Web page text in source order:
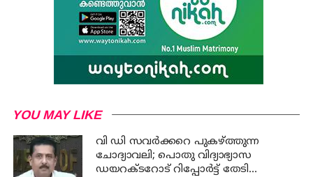
YOU MAY LIKE
വി ഡി സവര്‍ക്കറെ പുകഴ്ത്തുന്ന
ചോദ്യാവലി; പൊതു വിദ്യാഭ്യാസ
ഡയറക്ടറോട് റിപ്പോര്‍ട്ട് തേടി